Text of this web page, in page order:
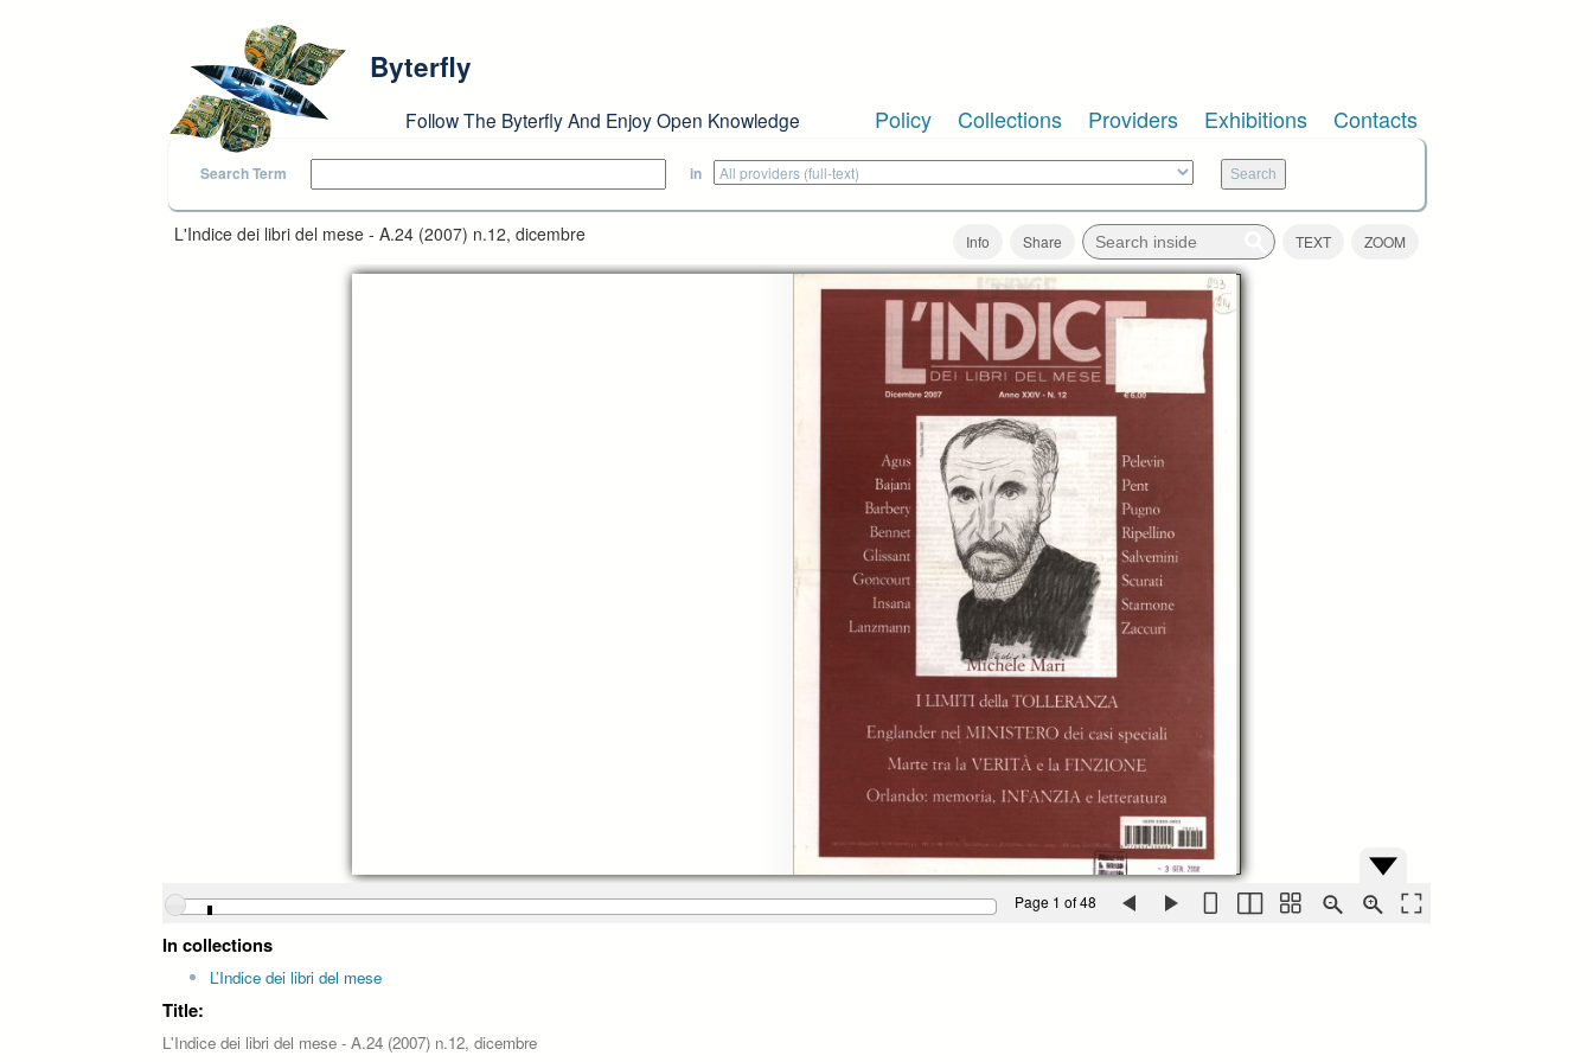
Byterfly
Follow The Byterfly And Enjoy Open Knowledge Policy Collections Providers Exhibitions Contacts
Search Term in
L'Indice dei libri del mese - A.24 (2007) n.12, dicembre Info Share TEXT ZOOM
Page 1 of 48
In collections
L’Indice dei libri del mese
Title:
L'Indice dei libri del mese - A.24 (2007) n.12, dicembre